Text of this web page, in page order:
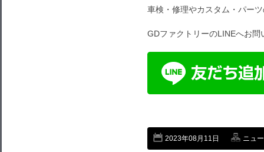
車検・修理やカスタム・パー
GDファクトリーのLINEへお問
2023年08月11日 ニュ